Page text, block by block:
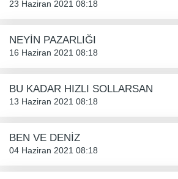
23 Haziran 2021 08:18
NEYİN PAZARLIĞI
16 Haziran 2021 08:18
BU KADAR HIZLI SOLLARSAN
13 Haziran 2021 08:18
BEN VE DENİZ
04 Haziran 2021 08:18